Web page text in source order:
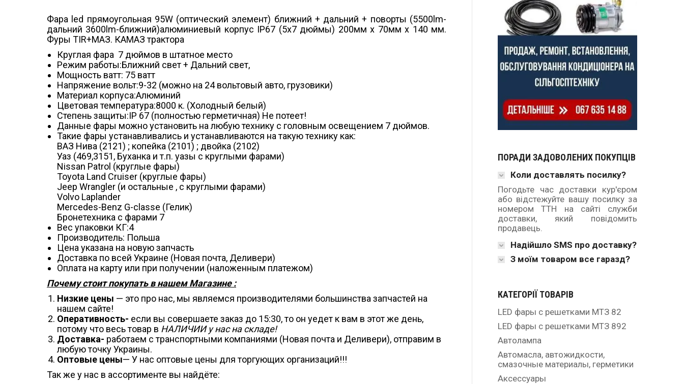
Фара led прямоугольная 95W (оптический элемент) ближний + дальний + поворты (5500lm-
дальний 3600lm-ближний)алюминиевый корпус IP67 (5х7 дюймы) 200мм х 70мм х 140 мм.
Фуры TIR+МАЗ. КАМАЗ трактора
Круглая фара 7 дюймов в штатное место
Режим работы:Ближний свет + Дальний свет,
Мощность ватт: 75 ватт
Напряжение вольт:9-32 (можно на 24 вольтовый авто, грузовики)
Материал корпуса:Алюминий
Цветовая температура:8000 к. (Холодный белый)
Степень защиты:IP 67 (полностью герметичная) Не потеет!
Данные фары можно установить на любую технику с головным освещением 7 дюймов.
Такие фары устанавливались и устанавливаются на такую технику как:
ВАЗ Нива (2121) ; копейка (2101) ; двойка (2102)
Уаз (469,3151, Буханка и т.п. уазы с круглыми фарами)
Nissan Patrol (круглые фары)
Toyota Land Cruiser (круглые фары)
Jeep Wrangler (и остальные , с круглыми фарами)
Volvo Laplander
Mercedes-Benz G-classe (Гелик)
Бронетехника с фарами 7
Вес упаковки КГ:4
Производитель: Польша
Цена указана на новую запчасть
Доставка по всей Украине (Новая почта, Деливери)
Оплата на карту или при получении (наложенным платежом)
Почему стоит покупать в нашем Магазине :
Низкие цены — это про нас, мы являемся производителями большинства запчастей на
нашем сайте!
Оперативность- если вы совершаете заказ до 15:30, то он уедет к вам в этот же день,
потому что весь товар в НАЛИЧИИ у нас на складе!
Доставка- работаем с транспортными компаниями (Новая почта и Деливери), отправим в
любую точку Украины.
Оптовые цены— У нас оптовые цены для торгующих организаций!!!
Так же у нас в ассортименте вы найдёте:
ПОРАДИ ЗАДОВОЛЕНИХ ПОКУПЦІВ
Коли доставлять посилку?
Погодьте час доставки кур'єром
або відстежуйте вашу посилку за
номером ТТН на сайті служби
доставки, який повідомить
продавець.
Надійшло SMS про доставку?
З моїм товаром все гаразд?
КАТЕГОРІЇ ТОВАРІВ
LED фары с решетками МТЗ 82
LED фары с решетками МТЗ 892
Автолампа
Автомасла, автожидкости,
смазочные материалы, герметики
Аксессуары